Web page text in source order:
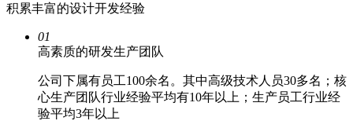
积累丰富的设计开发经验
01
高素质的研发生产团队
公司下属有员工100余名。其中高级技术人员30多名；核
心生产团队行业经验平均有10年以上；生产员工行业经
验平均3年以上